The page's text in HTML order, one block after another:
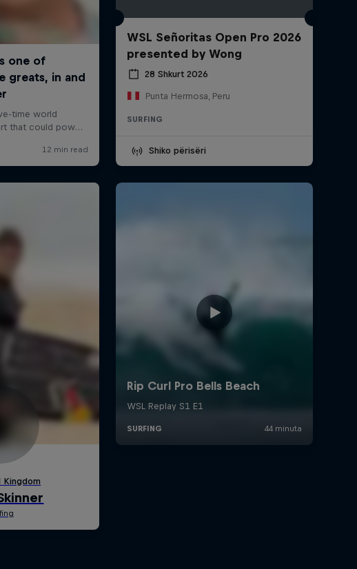
WSL Señoritas Open Pro 2026
presented by Wong
28 Shkurt 2026
Punta Hermosa, Peru
SURFING
Shiko përisëri